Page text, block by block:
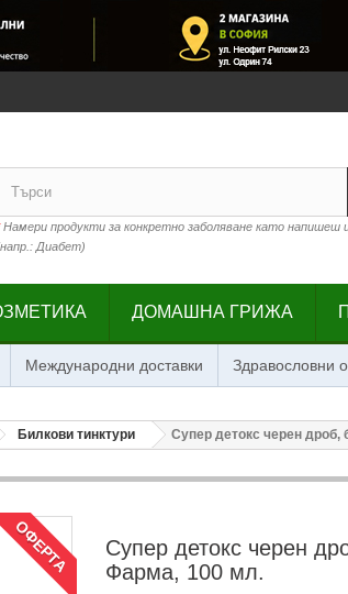
Намери продукти за конкретно заболяване като напишеш
Диабет)
ДОМАШНА ГРИЖА
Международни доставки Здравословни
Билкови тинктури Супер детокс черен дроб,
ОФЕРТА
Супер детокс черен
Фарма, 100 мл.